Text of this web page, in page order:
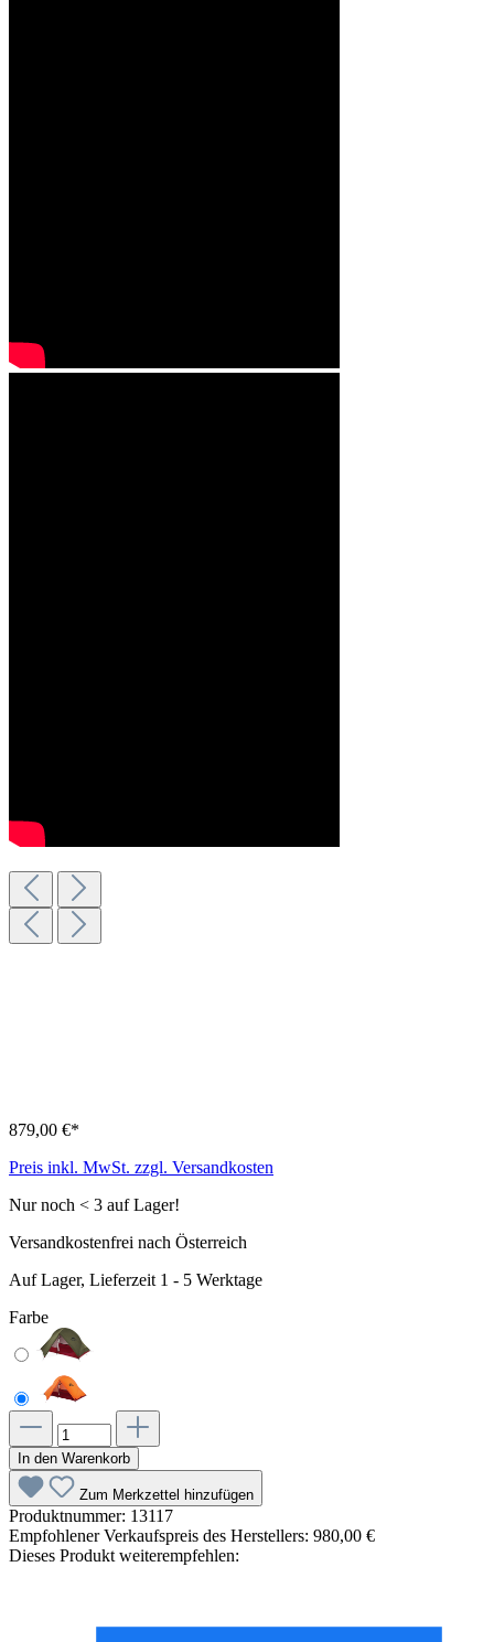
879,00 €*
Preis inkl. MwSt. zzgl. Versandkosten
Nur noch < 3 auf Lager!
Versandkostenfrei nach Österreich
Auf Lager, Lieferzeit 1 - 5 Werktage
Farbe
In den Warenkorb
Zum Merkzettel hinzufügen
Produktnummer: 13117
Empfohlener Verkaufspreis des Herstellers: 980,00 €
Dieses Produkt weiterempfehlen: